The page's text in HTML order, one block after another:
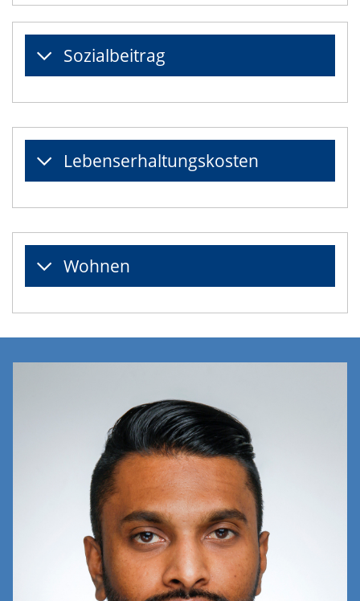
Sozialbeitrag
Lebenserhaltungskosten
Wohnen